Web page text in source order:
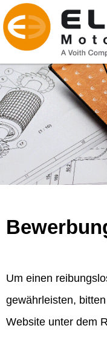
Um einen
gewährleisten,
Website unter dem